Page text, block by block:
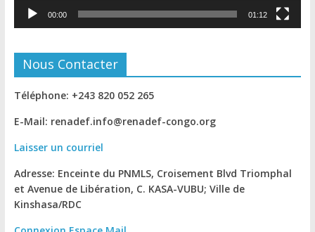
00:00 01:12
Nous Contacter
Téléphone: +243 820 052 265
E-Mail: renadef.info@renadef-congo.org
Laisser un courriel
Adresse: Enceinte du PNMLS, Croisement Blvd Triomphal
et Avenue de Libération, C. KASA-VUBU; Ville de
Kinshasa/RDC